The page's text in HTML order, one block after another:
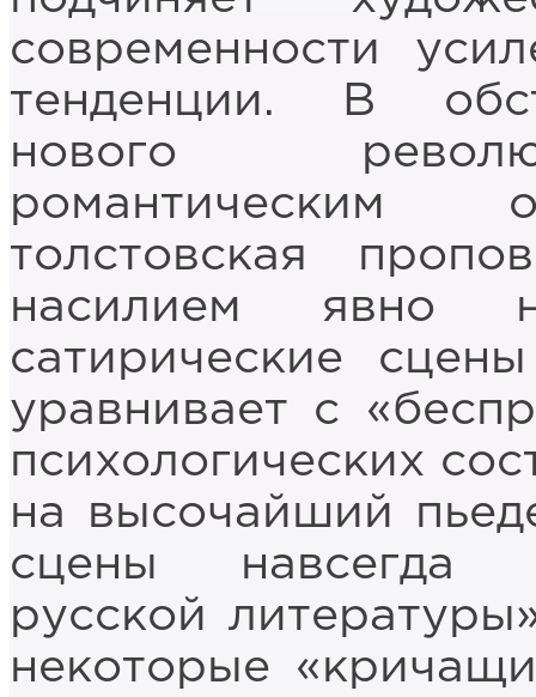
современности
тенденции. В
нового
романтическим
толстовская
насилием явно
сатирические
уравнивает с
психологических
на высочайший
сцены навсегда
русской
некоторые